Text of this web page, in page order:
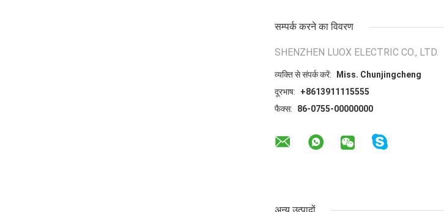
सम्पर्क करने का विवरण
SHENZHEN LUOX ELECTRIC CO., LTD.
व्यक्ति से संपर्क करें:
Miss. Chunjingcheng
दूरभाष:
+8613911115555
फैक्स:
86-0755-00000000